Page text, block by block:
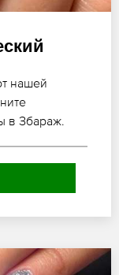
нашей
в Збараж.